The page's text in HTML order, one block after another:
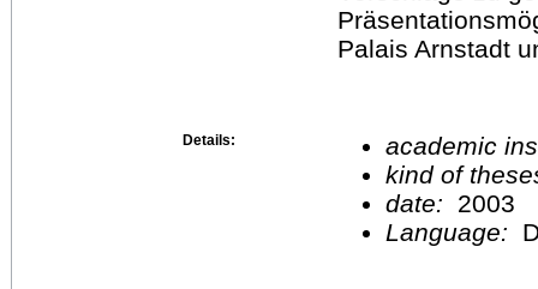
Palais Arnstadt
Details:
academic
kind of
date:
2003
Language: